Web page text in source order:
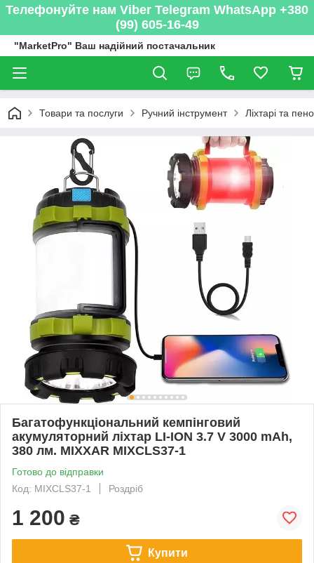
Телефонуйте нам Viber Telegram WhatsApp +380
(99) 605-16-49
"MarketPro" Ваш надійний постачальник
Товари та послуги Ручний інструмент Ліхтарі та
Багатофункціональний кемпінговий
акумуляторний ліхтар LI-ION 3.7 V 3000 mAh,
380 лм. MIXXAR MIXCLS37-1
Готово до відправки
Код: MIXCLS37-1
Роздріб
1 200 ₴
Купити